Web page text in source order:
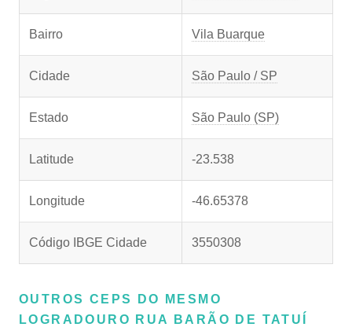
Bairro Vila Buarque
Cidade São Paulo / SP
Estado São Paulo (SP)
Latitude -23.538
Longitude -46.65378
Código IBGE Cidade 3550308
OUTROS CEPS DO MESMO
LOGRADOURO RUA BARÃO DE TATUÍ